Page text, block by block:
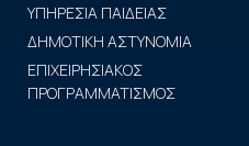
ΥΠΗΡΕΣΙΑ ΠΑΙΔΕΙΑΣ
ΔΗΜΟΤΙΚΗ ΑΣΤΥΝΟΜΙΑ
ΕΠΙΧΕΙΡΗΣΙΑΚΟΣ
ΠΡΟΓΡΑΜΜΑΤΙΣΜΟΣ